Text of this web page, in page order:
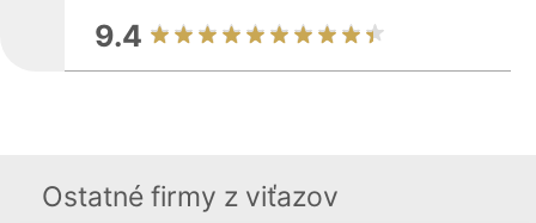
9.4
Ostatné firmy z viťazov